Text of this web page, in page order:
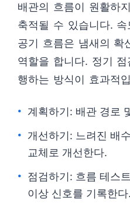
배관의 흐름이 원활하
축적될 수 있습니다.
공기 흐름은 냄새의 확
역할을 합니다. 정기
행하는 방식이 효과적
계획하기: 배관 경로
개선하기: 느려진 배
교체로 개선한다.
점검하기: 흐름 테스
이상 신호를 기록한다.